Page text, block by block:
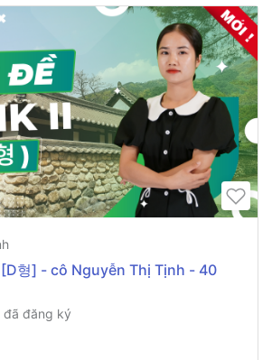
[D형] - cô Nguyễn Thị Tịnh - 40
đã đăng ký